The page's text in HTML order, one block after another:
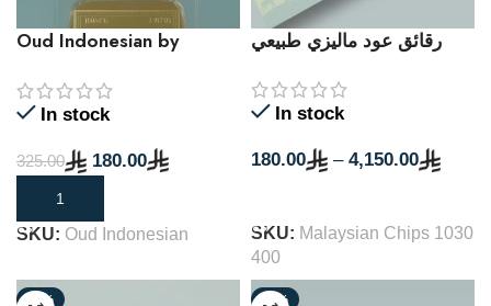
Oud Indonesian by
Extrait de Parfume
In stock
325.00
180.00
ADD TO CART
SKU: Oud Indonesian
رقائق عود ماليزي طبيعي
In stock
180.00 – 4,150.00
SKU: Malaysian Chips 1030
400
-30%
-38%